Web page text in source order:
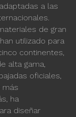
a las
de gran
utilizado para
continentes,
alta gama,
oficiales,
más
ha
diseñar